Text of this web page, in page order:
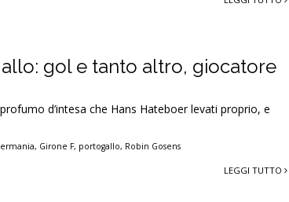
gol e tanto altro, giocatore
d’intesa che Hans Hateboer levati proprio, e
, Girone F, portogallo, Robin Gosens
LEGGI TUTTO